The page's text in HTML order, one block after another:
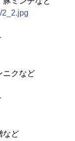
2_2.jpg
ニクなど
など